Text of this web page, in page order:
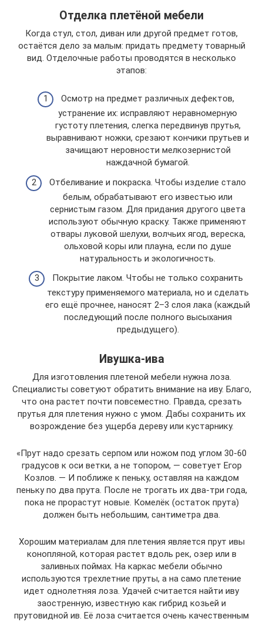
Отделка плетёной мебели
Когда стул, стол, диван или другой предмет готов,
остаётся дело за малым: придать предмету товарный
вид. Отделочные работы проводятся в несколько
этапов:
Осмотр на предмет различных дефектов,
устранение их: исправляют неравномерную
густоту плетения, слегка передвинув прутья,
выравнивают ножки, срезают кончики прутьев и
зачищают неровности мелкозернистой
наждачной бумагой.
Отбеливание и покраска. Чтобы изделие стало
белым, обрабатывают его известью или
сернистым газом. Для придания другого цвета
используют обычную краску. Также применяют
отвары луковой шелухи, волчьих ягод, вереска,
ольховой коры или плауна, если по душе
натуральность и экологичность.
Покрытие лаком. Чтобы не только сохранить
текстуру применяемого материала, но и сделать
его ещё прочнее, наносят 2–3 слоя лака (каждый
последующий после полного высыхания
предыдущего).
Ивушка-ива
Для изготовления плетеной мебели нужна лоза.
Специалисты советуют обратить внимание на иву. Благо,
что она растет почти повсеместно. Правда, срезать
прутья для плетения нужно с умом. Дабы сохранить их
возрождение без ущерба дереву или кустарнику.
«Прут надо срезать серпом или ножом под углом 30-60
градусов к оси ветки, а не топором, — советует Егор
Козлов. — И поближе к пеньку, оставляя на каждом
пеньку по два прута. После не трогать их два-три года,
пока не прорастут новые. Комелёк (остаток прута)
должен быть небольшим, сантиметра два.
Хорошим материалам для плетения является прут ивы
конопляной, которая растет вдоль рек, озер или в
заливных поймах. На каркас мебели обычно
используются трехлетние пруты, а на само плетение
идет однолетняя лоза. Удачей считается найти иву
заостренную, известную как гибрид козьей и
прутовидной ив. Её лоза считается очень качественным